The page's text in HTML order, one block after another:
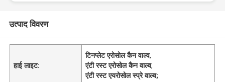
उत्पाद विवरण
हाई लाइट:
टिनप्लेट एरोसोल कैन वाल्व,
एंटी रस्ट एरोसोल कैन वाल्व,
एंटी रस्ट एयरोसोल स्प्रे वाल्व;